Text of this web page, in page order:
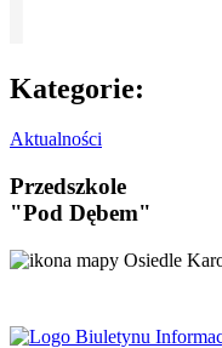
Kategorie:
Aktualności
Przedszkole
"Pod Dębem"
Osiedle